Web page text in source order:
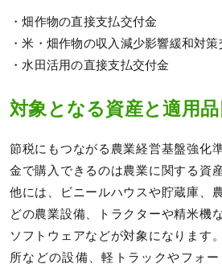
・畑作物の直接支払交付金
・米・畑作物の収入減少影響緩和対策
・水田活用の直接支払交付金
対象となる資産と適用品
節税にもつながる農業経営基盤強化
金で購入できるのは農業に関する資
他には、ビニールハウスや貯蔵庫、
どの農業設備、トラクターや精米機
ソフトウェアなどが対象になります
所などの設備、軽トラックやフォ